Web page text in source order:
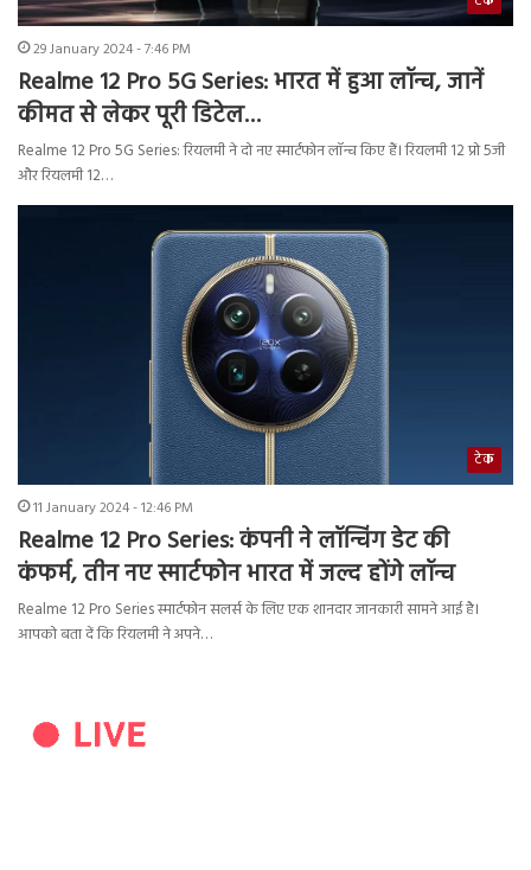
29 January 2024 - 7:46 PM
Realme 12 Pro 5G Series: भारत में हुआ लॉन्च, जानें
कीमत से लेकर पूरी डिटेल…
Realme 12 Pro 5G Series: रियलमी ने दो नए स्मार्टफोन लॉन्च किए हैं। रियलमी 12 प्रो 5जी
और रियलमी 12…
टेक
11 January 2024 - 12:46 PM
Realme 12 Pro Series: कंपनी ने लॉन्चिंग डेट की
कंफर्म, तीन नए स्मार्टफोन भारत में जल्द होंगे लॉन्च
Realme 12 Pro Series स्मार्टफोन सलर्स के लिए एक शानदार जानकारी सामने आई है।
आपको बता दें कि रियलमी ने अपने…